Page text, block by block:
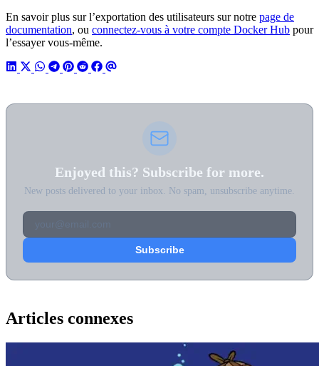
En savoir plus sur l’exportation des utilisateurs sur notre page de
documentation, ou connectez-vous à votre compte Docker Hub pour
l’essayer vous-même.
Enjoyed this? Subscribe for more.
New posts delivered to your inbox. No spam, unsubscribe anytime.
Articles connexes